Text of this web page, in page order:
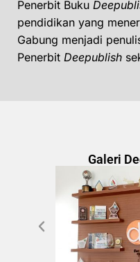
Penerbit Buku
pendidikan yang
Gabung menjadi
Penerbit Deepublish
Galeri